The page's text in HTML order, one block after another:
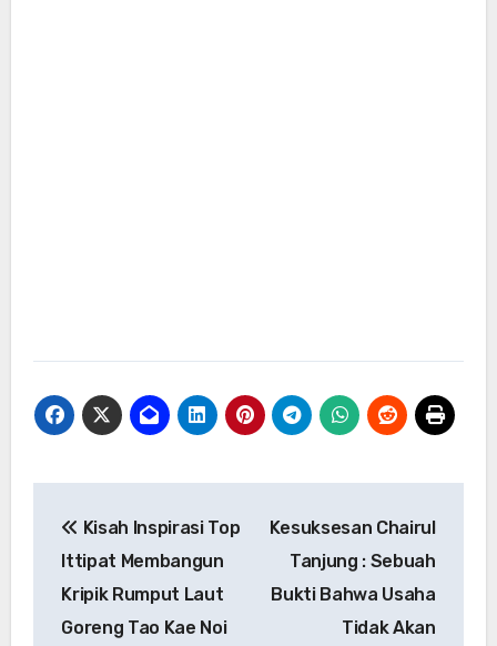
pos
Kisah Inspirasi Top
Ittipat Membangun
Kripik Rumput Laut
Goreng Tao Kae Noi
Kesuksesan Chairul
Tanjung : Sebuah
Bukti Bahwa Usaha
Tidak Akan